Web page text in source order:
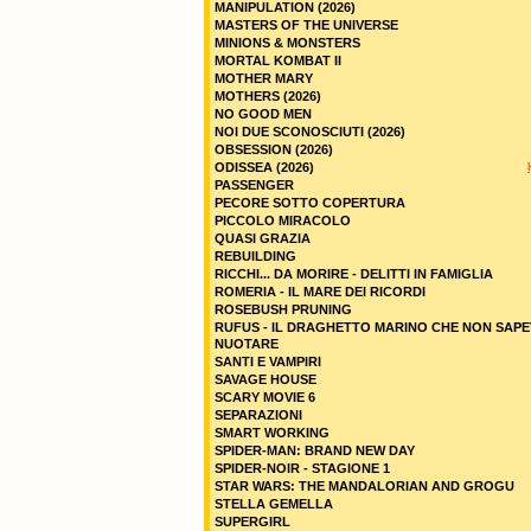
MANIPULATION (2026)
MASTERS OF THE UNIVERSE
MINIONS & MONSTERS
MORTAL KOMBAT II
MOTHER MARY
MOTHERS (2026)
NO GOOD MEN
NOI DUE SCONOSCIUTI (2026)
OBSESSION (2026)
ODISSEA (2026)
PASSENGER
PECORE SOTTO COPERTURA
PICCOLO MIRACOLO
QUASI GRAZIA
REBUILDING
RICCHI... DA MORIRE - DELITTI IN FAMIGLIA
ROMERIA - IL MARE DEI RICORDI
ROSEBUSH PRUNING
RUFUS - IL DRAGHETTO MARINO CHE NON
NUOTARE
SANTI E VAMPIRI
SAVAGE HOUSE
SCARY MOVIE 6
SEPARAZIONI
SMART WORKING
SPIDER-MAN: BRAND NEW DAY
SPIDER-NOIR - STAGIONE 1
STAR WARS: THE MANDALORIAN AND GROGU
STELLA GEMELLA
SUPERGIRL